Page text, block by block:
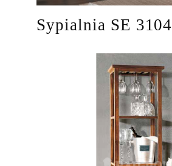
Sypialnia SE 3104